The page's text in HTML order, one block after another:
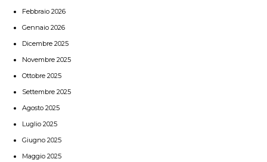
Febbraio 2026
Gennaio 2026
Dicembre 2025
Novembre 2025
Ottobre 2025
Settembre 2025
Agosto 2025
Luglio 2025
Giugno 2025
Maggio 2025